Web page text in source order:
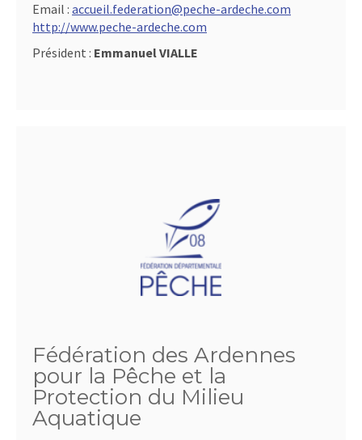
Email : accueil.federation@peche-ardeche.com
http://www.peche-ardeche.com
Président : Emmanuel VIALLE
Fédération des Ardennes
pour la Pêche et la
Protection du Milieu
Aquatique